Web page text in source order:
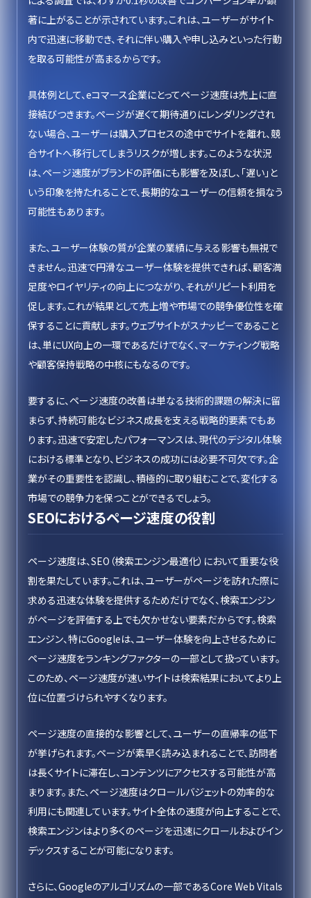
著に上がることが示されています。これは、ユーザーがサイト
内で迅速に移動でき、それに伴い購入や申し込みといった行動
を取る可能性が高まるからです。
具体例として、eコマース企業にとってページ速度は売上に直
接結びつきます。ページが遅くて期待通りにレンダリングされ
ない場合、ユーザーは購入プロセスの途中でサイトを離れ、競
合サイトへ移行してしまうリスクが増します。このような状況
は、ページ速度がブランドの評価にも影響を及ぼし、「遅い」と
いう印象を持たれることで、長期的なユーザーの信頼を損なう
可能性もあります。
また、ユーザー体験の質が企業の業績に与える影響も無視で
きません。迅速で円滑なユーザー体験を提供できれば、顧客満
足度やロイヤリティの向上につながり、それがリピート利用を
促します。これが結果として売上増や市場での競争優位性を確
保することに貢献します。ウェブサイトがスナッピーであること
は、単にUX向上の一環であるだけでなく、マーケティング戦略
や顧客保持戦略の中核にもなるのです。
要するに、ページ速度の改善は単なる技術的課題の解決に留
まらず、持続可能なビジネス成長を支える戦略的要素でもあ
ります。迅速で安定したパフォーマンスは、現代のデジタル体験
における標準となり、ビジネスの成功には必要不可欠です。企
業がその重要性を認識し、積極的に取り組むことで、変化する
市場での競争力を保つことができるでしょう。
SEOにおけるページ速度の役割
ページ速度は、SEO（検索エンジン最適化）において重要な役
割を果たしています。これは、ユーザーがページを訪れた際に
求める迅速な体験を提供するためだけでなく、検索エンジン
がページを評価する上でも欠かせない要素だからです。検索
エンジン、特にGoogleは、ユーザー体験を向上させるために
ページ速度をランキングファクターの一部として扱っています。
このため、ページ速度が速いサイトは検索結果においてより上
位に位置づけられやすくなります。
ページ速度の直接的な影響として、ユーザーの直帰率の低下
が挙げられます。ページが素早く読み込まれることで、訪問者
は長くサイトに滞在し、コンテンツにアクセスする可能性が高
まります。また、ページ速度はクロールバジェットの効率的な
利用にも関連しています。サイト全体の速度が向上することで、
検索エンジンはより多くのページを迅速にクロールおよびイン
デックスすることが可能になります。
さらに、Googleのアルゴリズムの一部であるCore Web Vitals